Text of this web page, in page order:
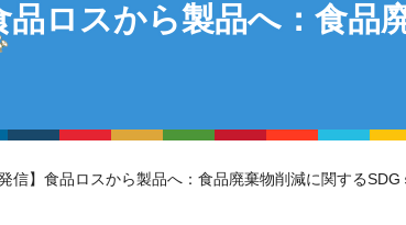
ロスから製品へ：食品
信】食品ロスから製品へ：食品廃棄物削減に関するSDG